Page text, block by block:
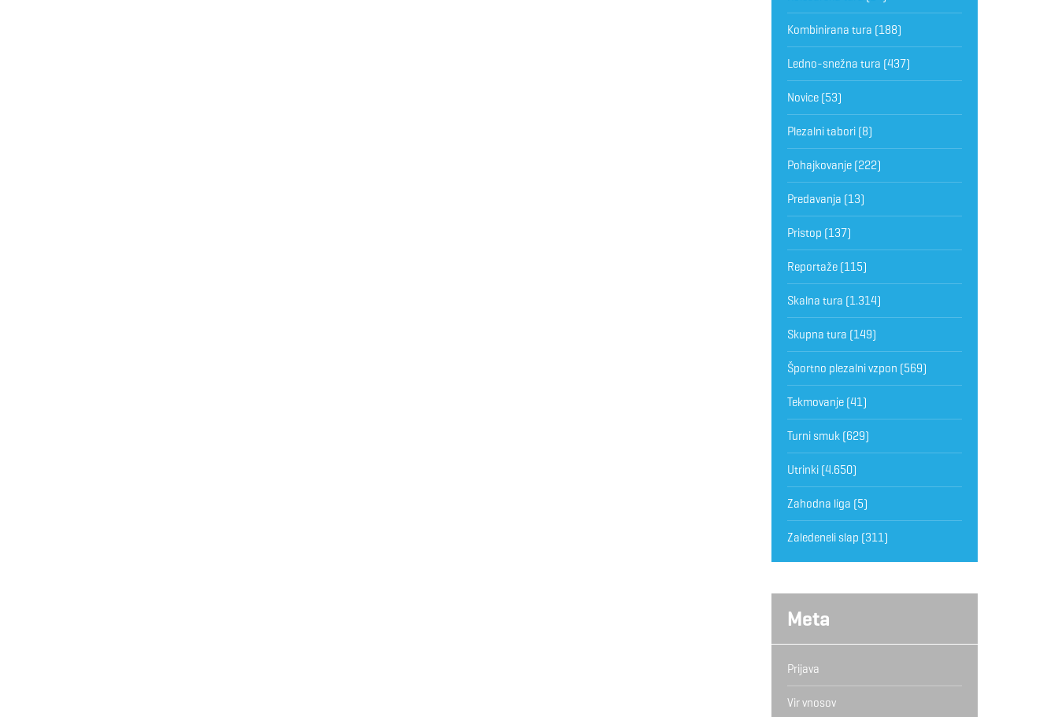
Kombinirana tura (188)
Ledno-snežna tura (437)
Novice(53)
Plezalni tabori(8)
Pohajkovanje(222)
Predavanja (13)
Pristop (137)
Reportaže(115)
Skalna tura (1.314)
Skupna tura (149)
Športno plezalni vzpon (569)
Tekmovanje(41)
Turni smuk(629)
Utrinki(4.650)
Zahodna liga (5)
Zaledeneli slap (311)
Meta
Prijava
Vir vnosov